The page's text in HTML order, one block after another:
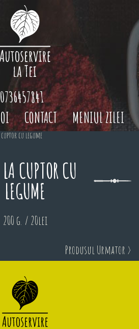
CONTACT MENIUL ZILEI
0736457841
cu legume
CUPTOR CU
LEGUME
200 g. / 20lei
Produsul Urmator >